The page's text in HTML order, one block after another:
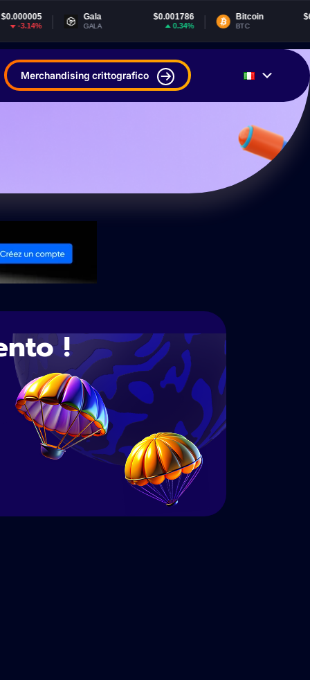
Gala $0.001786
GALA 0.34%
Bitcoin $64,481.64
BTC
Merchandising crittografico
!